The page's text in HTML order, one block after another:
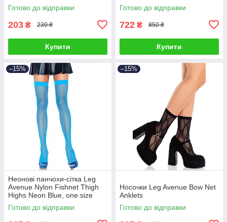
Готово до відправки
203 ₴ 239 ₴
Купити
Готово до відправки
722 ₴ 850 ₴
Купити
–15%
Неонові панчохи-сітка Leg
Avenue Nylon Fishnet Thigh
Highs Neon Blue, one size
Готово до відправки
–15%
Носочки Leg Avenue Bow Net
Anklets
Готово до відправки